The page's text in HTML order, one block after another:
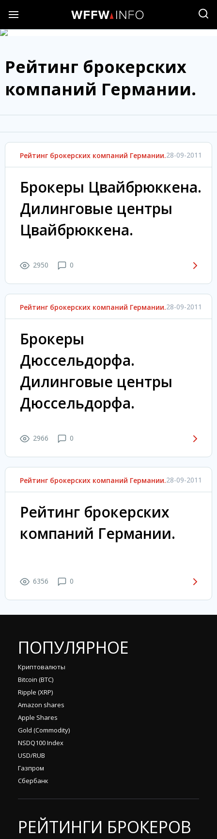
Рейтинг брокерских
компаний Германии.
Рейтинг брокерских компаний Германии.28-09-2011
Брокеры Цвайбрюккена.
Дилинговые центры
Цвайбрюккена.
2950 0
Рейтинг брокерских компаний Германии.28-09-2011
Брокеры
Дюссельдорфа.
Дилинговые центры
Дюссельдорфа.
2966 0
Рейтинг брокерских компаний Германии.28-09-2011
Рейтинг брокерских
компаний Германии.
6356 0
ПОПУЛЯРНОЕ
Криптовалюты
Bitcoin (BTC)
Ripple (XRP)
Amazon shares
Apple Shares
Gold (Commodity)
NSDQ100 Index
USD/RUB
Газпром
Сбербанк
РЕЙТИНГИ БРОКЕРОВ